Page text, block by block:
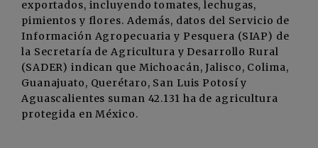
exportados, incluyendo tomates, lechugas,
pimientos y flores. Además, datos del Servicio de
Información Agropecuaria y Pesquera (SIAP) de
la Secretaría de Agricultura y Desarrollo Rural
(SADER) indican que Michoacán, Jalisco, Colima,
Guanajuato, Querétaro, San Luis Potosí y
Aguascalientes suman 42.131 ha de agricultura
protegida en México.